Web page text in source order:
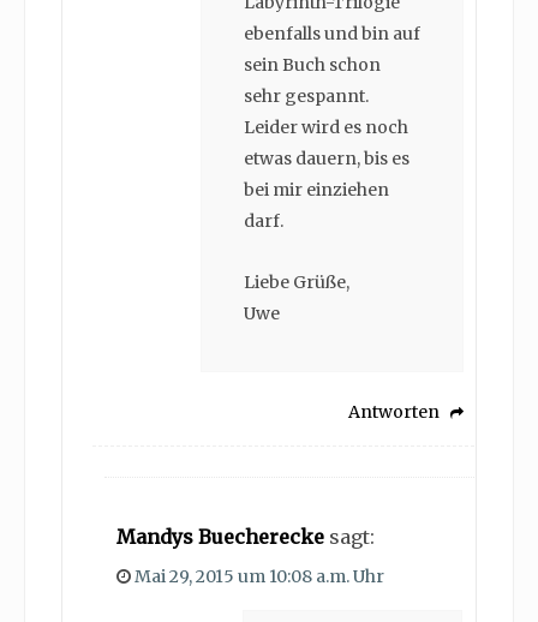
ebenfalls und bin auf
sein Buch schon
sehr gespannt.
Leider wird es noch
etwas dauern, bis es
bei mir einziehen
darf.
Liebe Grüße,
Uwe
Antworten
Mandys Buecherecke sagt:
Mai 29, 2015 um 10:08 a.m. Uhr